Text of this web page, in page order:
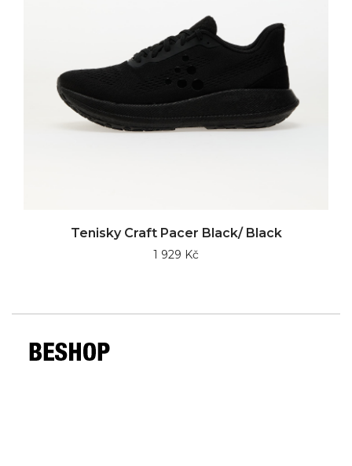
Tenisky Craft Pacer Black/ Black
1 929 Kč